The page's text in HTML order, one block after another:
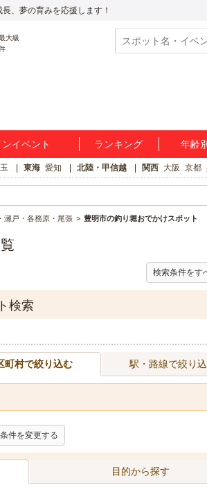
、夢の育みを応援します！
イベント ランキング 年齢
東海 愛知 北陸・甲信越 関西 大阪 京都
瀬戸・各務原・尾張 豊明市の釣り堀おでかけスポット
検索条件をす
検索
町村で絞り込む 駅・路線で絞り
条件を変更する
目的から探す